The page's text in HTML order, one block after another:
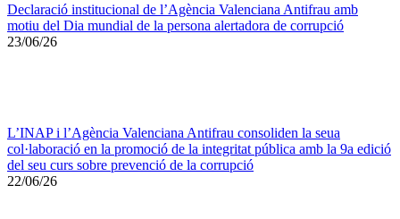
Declaració institucional de l’Agència Valenciana Antifrau amb
motiu del Dia mundial de la persona alertadora de corrupció
23/06/26
L’INAP i l’Agència Valenciana Antifrau consoliden la seua
col·laboració en la promoció de la integritat pública amb la 9a edició
del seu curs sobre prevenció de la corrupció
22/06/26